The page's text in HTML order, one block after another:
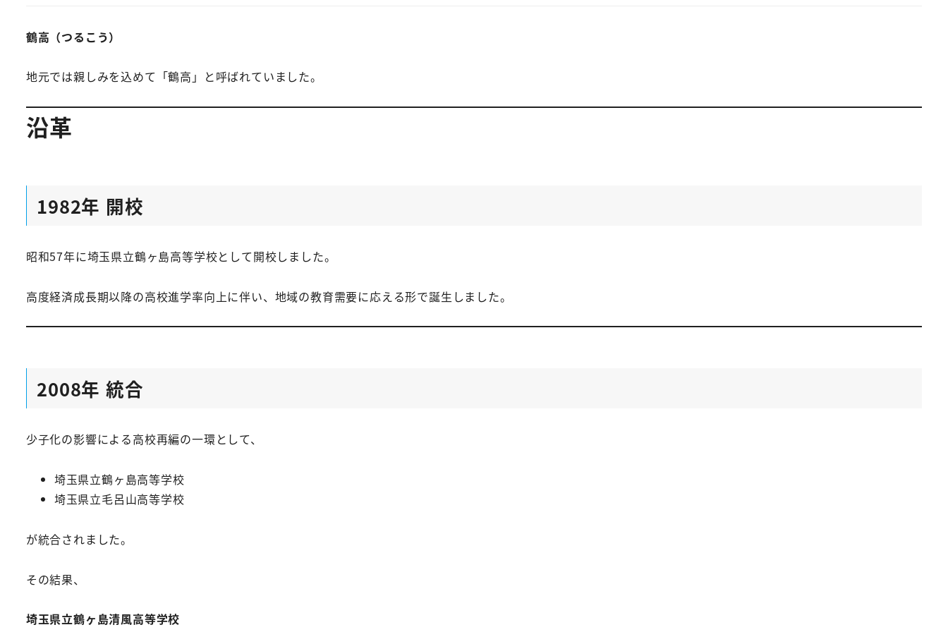
鶴高（つるこう）
地元では親しみを込めて「鶴高」と呼ばれていました。
沿革
1982年 開校
昭和57年に埼玉県立鶴ヶ島高等学校として開校しました。
高度経済成長期以降の高校進学率向上に伴い、地域の教育需要に応える形で誕生しました。
2008年 統合
少子化の影響による高校再編の一環として、
埼玉県立鶴ヶ島高等学校
埼玉県立毛呂山高等学校
が統合されました。
その結果、
埼玉県立鶴ヶ島清風高等学校